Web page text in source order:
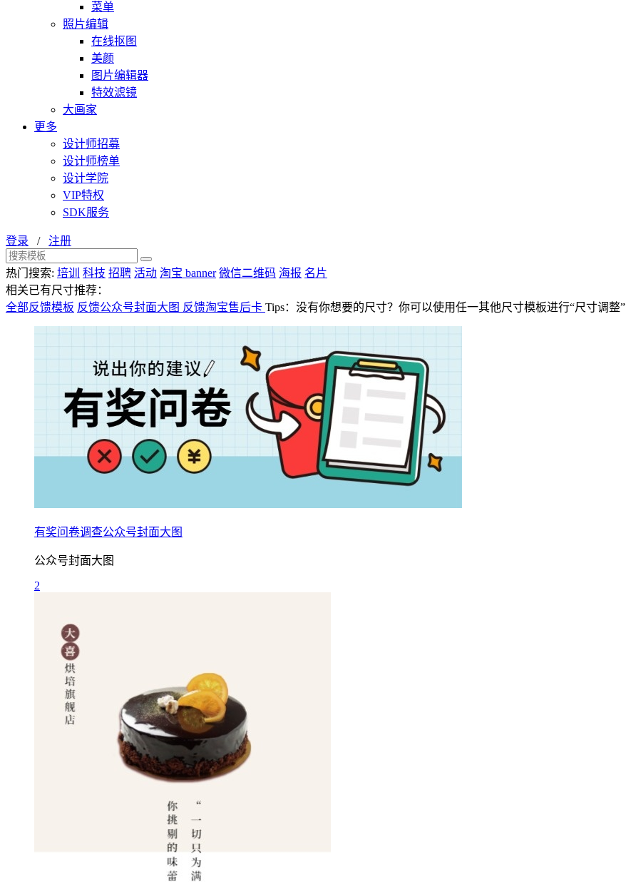
菜单
照片编辑
在线抠图
美颜
图片编辑器
特效滤镜
大画家
更多
设计师招募
设计师榜单
设计学院
VIP特权
SDK服务
登录 / 注册
热门搜索: 培训 科技 招聘 活动 淘宝 banner 微信二维码 海报 名片
相关已有尺寸推荐：
全部反馈模板 反馈公众号封面大图 反馈淘宝售后卡 Tips：没有你想要的尺寸？你可以使用任一其他尺寸模板进行“尺寸调整”
有奖问卷调查公众号封面大图
公众号封面大图
2